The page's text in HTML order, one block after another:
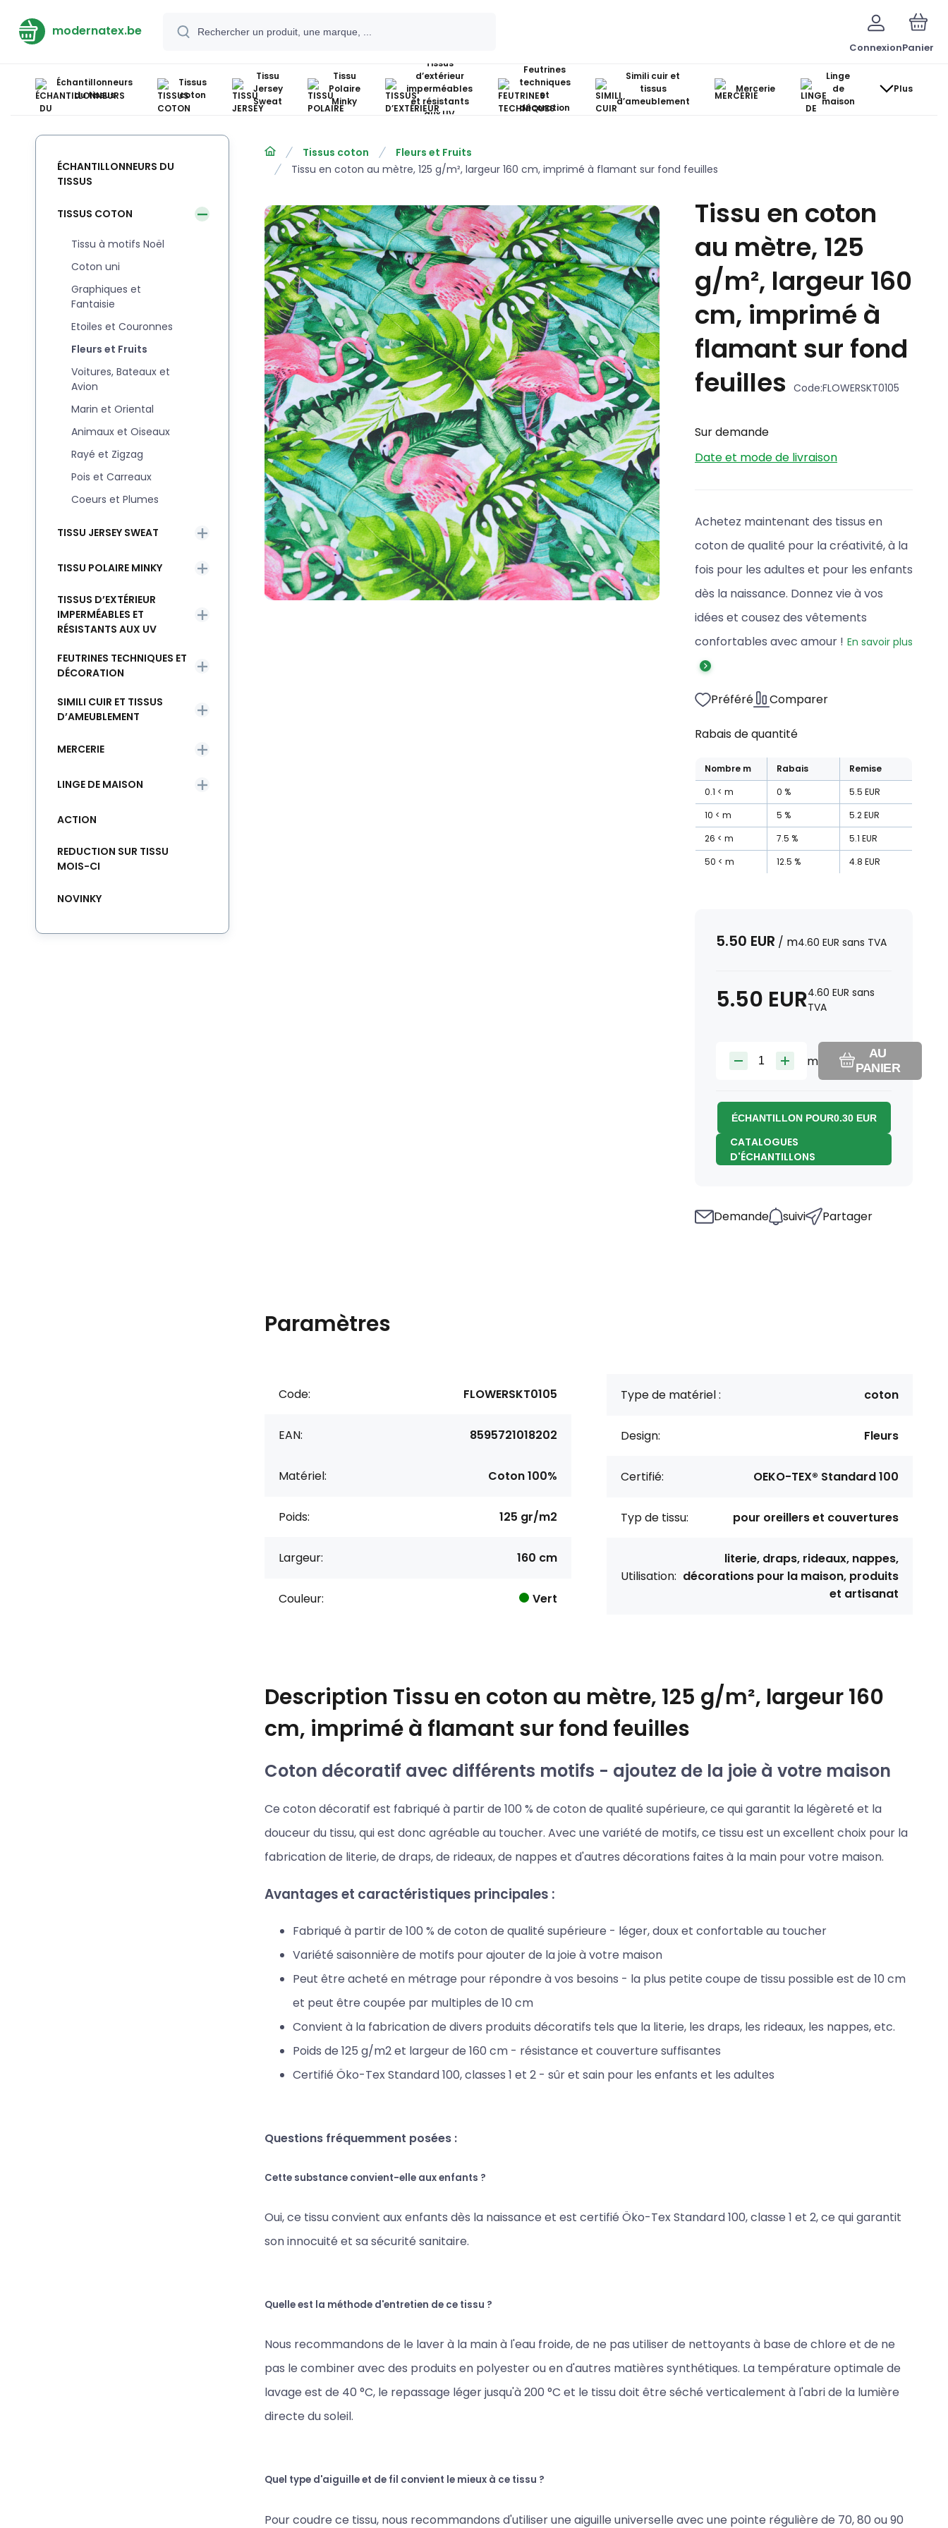
modernatex.be
ConnexionPanier
Échantillonneurs
du tissus
Tissus
coton
Tissu
Jersey
Sweat
Tissu
Polaire
Minky
Tissus
d’extérieur
imperméables
et résistants
aux UV
Feutrines
techniques
et
décoration
Simili cuir et
tissus
d’ameublement
Mercerie
Linge
de
maison
Plus
Tissus coton
Fleurs et Fruits
Tissu en coton au mètre, 125 g/m², largeur 160 cm, imprimé à flamant sur fond feuilles
Tissu en coton
au mètre, 125
g/m², largeur 160
cm, imprimé à
flamant sur fond
feuilles Code:FLOWERSKT0105
Sur demande
Date et mode de livraison
Achetez maintenant des tissus en
coton de qualité pour la créativité, à la
fois pour les adultes et pour les enfants
dès la naissance. Donnez vie à vos
idées et cousez des vêtements
confortables avec amour ! En savoir plus
Préféré Comparer
Rabais de quantité
Nombre m Rabais
Remise
0.1
m 0 % 5.5 EUR
10
m 5 % 5.2EUR
26
m 7.5 % 5.1 EUR
50
m 12.5 % 4.8 EUR
5.50 EUR / m4.60 EUR sans TVA
5.50 EUR4.60 EUR sans
TVA
m
AU
PANIER
ÉCHANTILLON POUR0.30 EUR
CATALOGUES
D'ÉCHANTILLONS
Demande suivi Partager
Paramètres
Code: FLOWERSKT0105
EAN: 8595721018202
Matériel: Coton 100%
Poids: 125 gr/m2
Largeur: 160 cm
Couleur: Vert
Type de matériel : coton
Design: Fleurs
Certifié: OEKO-TEX® Standard 100
Typ de tissu: pour oreillers et couvertures
Utilisation:
literie, draps, rideaux, nappes,
décorations pour la maison, produits
et artisanat
Description Tissu en coton au mètre, 125 g/m², largeur 160
cm, imprimé à flamant sur fond feuilles
Coton décoratif avec différents motifs - ajoutez de la joie à votre maison
Ce coton décoratif est fabriqué à partir de 100 % de coton de qualité supérieure, ce qui garantit la légèreté et la
douceur du tissu, qui est donc agréable au toucher. Avec une variété de motifs, ce tissu est un excellent choix pour la
fabrication de literie, de draps, de rideaux, de nappes et d'autres décorations faites à la main pour votre maison.
Avantages et caractéristiques principales :
Fabriqué à partir de 100 % de coton de qualité supérieure - léger, doux et confortable au toucher
Variété saisonnière de motifs pour ajouter de la joie à votre maison
Peut être acheté en métrage pour répondre à vos besoins - la plus petite coupe de tissu possible est de 10 cm
et peut être coupée par multiples de 10 cm
Convient à la fabrication de divers produits décoratifs tels que la literie, les draps, les rideaux, les nappes, etc.
Poids de 125 g/m2 et largeur de 160 cm - résistance et couverture suffisantes
Certifié Öko-Tex Standard 100, classes 1 et 2 - sûr et sain pour les enfants et les adultes
Questions fréquemment posées :
Cette substance convient-elle aux enfants ?
Oui, ce tissu convient aux enfants dès la naissance et est certifié Öko-Tex Standard 100, classe 1 et 2, ce qui garantit
son innocuité et sa sécurité sanitaire.
Quelle est la méthode d'entretien de ce tissu ?
Nous recommandons de le laver à la main à l'eau froide, de ne pas utiliser de nettoyants à base de chlore et de ne
pas le combiner avec des produits en polyester ou en d'autres matières synthétiques. La température optimale de
lavage est de 40 °C, le repassage léger jusqu'à 200 °C et le tissu doit être séché verticalement à l'abri de la lumière
directe du soleil.
Quel type d'aiguille et de fil convient le mieux à ce tissu ?
Pour coudre ce tissu, nous recommandons d'utiliser une aiguille universelle avec une pointe régulière de 70, 80 ou 90
ÉCHANTILLONNEURS DU
TISSUS
TISSUS COTON
Tissu à motifs Noël
Coton uni
Graphiques et
Fantaisie
Etoiles et Couronnes
Fleurs et Fruits
Voitures, Bateaux et
Avion
Marin et Oriental
Animaux et Oiseaux
Rayé et Zigzag
Pois et Carreaux
Coeurs et Plumes
TISSU JERSEY SWEAT
TISSU POLAIRE MINKY
TISSUS D’EXTÉRIEUR
IMPERMÉABLES ET
RÉSISTANTS AUX UV
FEUTRINES TECHNIQUES ET
DÉCORATION
SIMILI CUIR ET TISSUS
D’AMEUBLEMENT
MERCERIE
LINGE DE MAISON
ACTION
REDUCTION SUR TISSU
MOIS-CI
NOVINKY